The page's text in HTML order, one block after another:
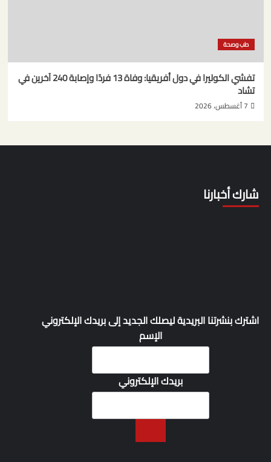
طب وصحة
تفشي الكوليرا في دول أفريقيا: وفاة 13 فردًا وإصابة 240 آخرين في
تشاد
7 أغسطس، 2026
شارك أخبارنا
اشترك بنشرتنا البريدية ليصلك الجديد إلى بريدك الإلكتروني
الإسم
بريدك الإلكتروني